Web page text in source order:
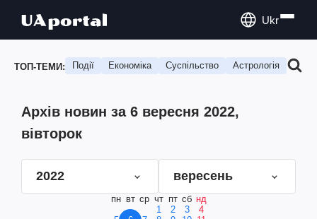
Ukr
ТОП-ТЕМИ: Події Економіка Суспільство Астрологія
Архів новин за 6 вересня 2022,
вівторок
2022 вересень
пн вт ср чт пт сб нд
1
2 3
4